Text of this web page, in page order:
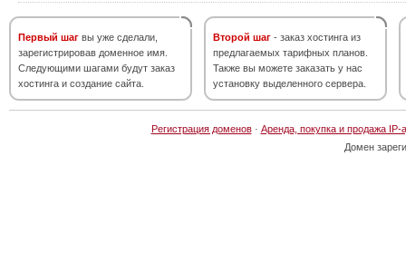
Первый шаг вы уже сделали,
зарегистрировав доменное имя.
Следующими шагами будут заказ
хостинга и создание сайта.
Второй шаг - заказ хостинга из
предлагаемых тарифных планов.
Также вы можете заказать у нас
установку выделенного сервера.
Регистрация доменов· Аренда, покупка и продажа IP-
Домен